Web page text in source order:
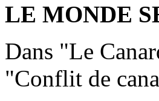
LE MONDE
Dans "Le
"Conflit de